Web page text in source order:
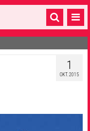
1
OKT. 2015